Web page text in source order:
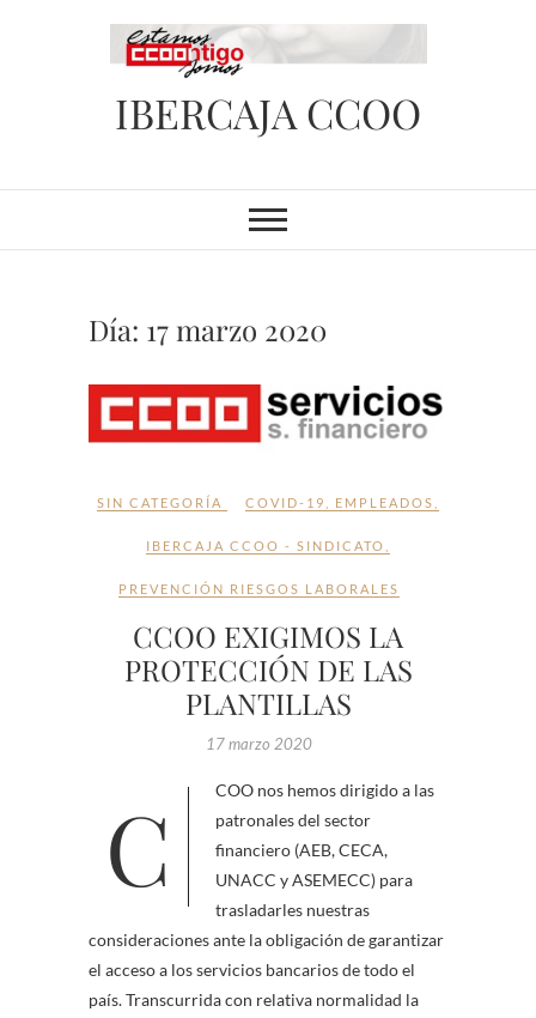
IBERCAJA CCOO
Día: 17 marzo 2020
SIN CATEGORÍA COVID-19 EMPLEADOS
IBERCAJA CCOO - SINDICATO
PREVENCIÓN RIESGOS LABORALES
CCOO EXIGIMOS LA
PROTECCIÓN DE LAS
PLANTILLAS
17 marzo 2020
CCOO nos hemos dirigido a las
patronales del sector
financiero (AEB, CECA,
UNACC y ASEMECC) para
trasladarles nuestras
consideraciones ante la obligación de garantizar
el acceso a los servicios bancarios de todo el
país. Transcurrida con relativa normalidad la